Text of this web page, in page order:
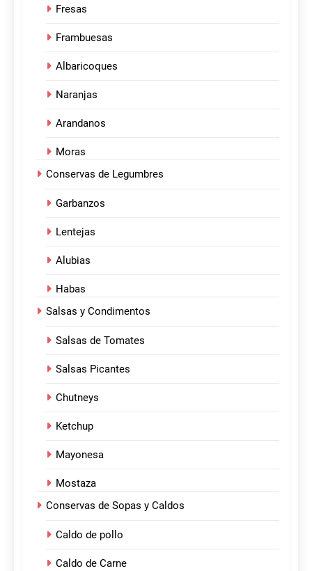
Fresas
Frambuesas
Albaricoques
Naranjas
Arandanos
Moras
Conservas de Legumbres
Garbanzos
Lentejas
Alubias
Habas
Salsas y Condimentos
Salsas de Tomates
Salsas Picantes
Chutneys
Ketchup
Mayonesa
Mostaza
Conservas de Sopas y Caldos
Caldo de pollo
Caldo de Carne